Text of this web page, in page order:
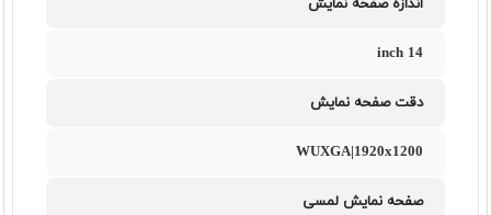
اندازه صفحه نمایش
14 inch
دقت صفحه نمایش
WUXGA|1920x1200
صفحه نمایش لمسی